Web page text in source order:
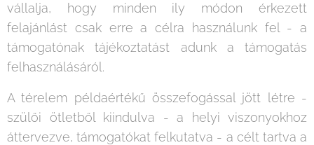
vállalja, hogy minden ily módon érkezett
felajánlást csak erre a célra használunk fel - a
támogatónak tájékoztatást adunk a támogatás
felhasználásáról.
A térelem példaértékű összefogással jött létre -
szülői ötletből kiindulva - a helyi viszonyokhoz
áttervezve, támogatókat felkutatva - a célt tartva a